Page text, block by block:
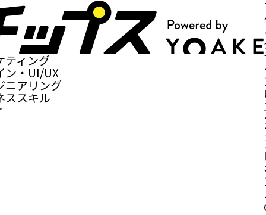
ティング
ン・UI/UX
ニアリング
ススキル